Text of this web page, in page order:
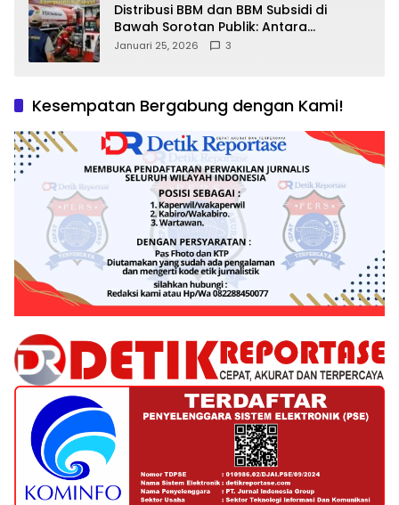
Distribusi BBM dan BBM Subsidi di
Bawah Sorotan Publik: Antara
Kepentingan Negara, Hak Konsumen,
Januari 25, 2026 3
Kesempatan Bergabung dengan Kami!